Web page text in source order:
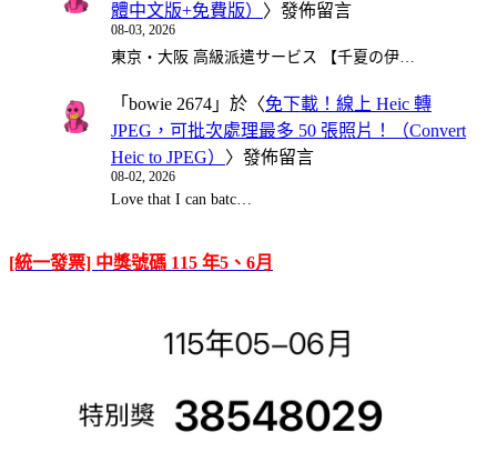
體中文版+免費版） 〉發佈留言
08-03, 2026
東京・大阪 高級派遣サービス 【千夏の伊…
「 bowie 2674 」於〈免下載！線上 Heic 轉
JPEG，可批次處理最多 50 張照片！（Convert
Heic to JPEG） 〉發佈留言
08-02, 2026
Love that I can batc…
[統一發票] 中獎號碼 115 年5、6月